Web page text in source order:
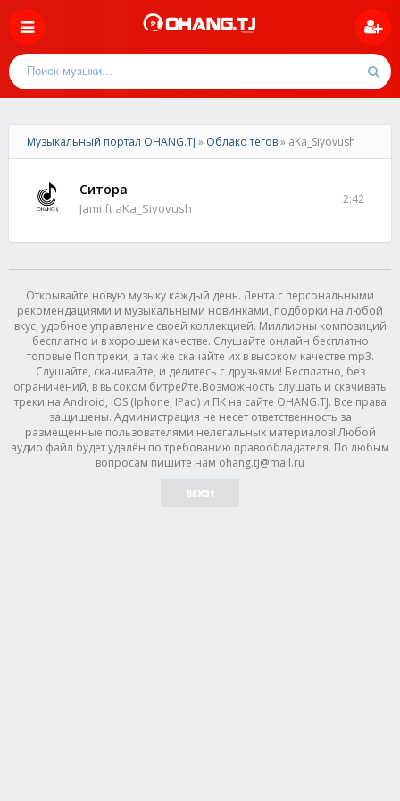
Музыкальный портал OHANG.TJ » Облако тегов» aKa_Siyovush
Ситора
Jami ft aKa_Siyovush
2:42
Открывайте новую музыку каждый день. Лента с персональными
рекомендациями и музыкальными новинками, подборки на любой
вкус, удобное управление своей коллекцией. Миллионы композиций
бесплатно и в хорошем качестве. Слушайте онлайн бесплатно
топовые Поп треки, а так же скачайте их в высоком качестве mp3.
Слушайте, скачивайте, и делитесь с друзьями! Бесплатно, без
ограничений, в высоком битрейте.Возможность слушать и скачивать
треки на Android, IOS (Iphone, IPad) и ПК на сайте OHANG.TJ. Все права
защищены. Администрация не несет ответственность за
размещенные пользователями нелегальных материалов! Любой
аудио файл будет удалён по требованию правообладателя. По любым
вопросам пишите нам ohang.tj@mail.ru